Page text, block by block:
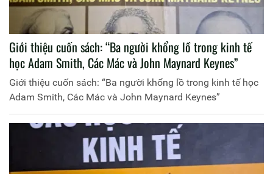
Giới thiệu cuốn sách: “Ba người khổng lồ trong kinh tế
học Adam Smith, Các Mác và John Maynard Keynes”
Giới thiệu cuốn sách: “Ba người khổng lồ trong kinh tế học
Adam Smith, Các Mác và John Maynard Keynes”